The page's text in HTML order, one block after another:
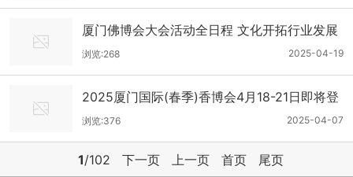
厦门佛博会大会活动全日程 文化开拓行业发展
新思路
2025-04-19
浏览:268
2025厦门国际(春季)香博会4月18-21日即将登
路厦门
2025-04-07
浏览:376
1/102 下一页 上一页 首页 尾页